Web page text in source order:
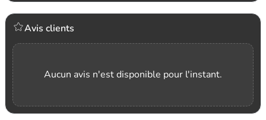
Avis clients
Aucun avis n'est disponible pour l'instant.